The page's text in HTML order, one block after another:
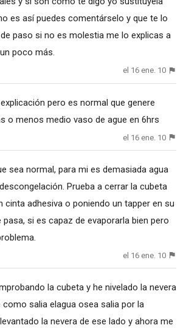
es así puedes comentárselo y que te lo
paso si no es molestia me lo explicas a
poco más.
el 16 ene. 10
pero es normal que genere
o menos medio vaso de ague en 6hrs
el 16 ene. 10
sea normal, para mi es demasiada agua
Prueba a cerrar la cubeta
cinta adhesiva o poniendo un tapper en su
pasa, si es capaz de evaporarla bien pero
el 16 ene. 10
la cubeta y he nivelado la nevera
salia elagua osea salia por la
la nevera de ese lado y ahora me